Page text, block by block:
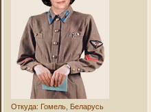
Откуда: Гомель, Беларусь